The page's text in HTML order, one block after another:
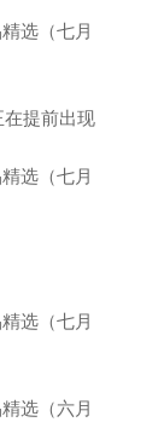
选（七月
提前出现
选（七月
选（七月
选（六月